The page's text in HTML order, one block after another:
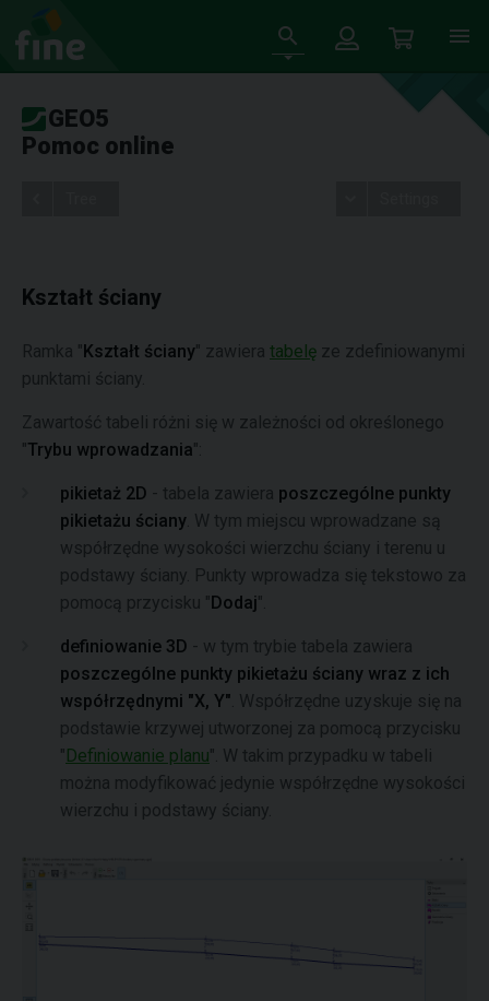
GEO5
Pomoc online
Kształt ściany
Ramka "Kształt ściany" zawiera tabelę ze zdefiniowanymi
punktami ściany.
Zawartość tabeli różni się w zależności od określonego
"Trybu wprowadzania":
pikietaż 2D - tabela zawiera poszczególne punkty
pikietażu ściany . W tym miejscu wprowadzane są
współrzędne wysokości wierzchu ściany i terenu u
podstawy ściany. Punkty wprowadza się tekstowo za
pomocą przycisku "Dodaj".
definiowanie 3D - w tym trybie tabela zawiera
poszczególne punkty pikietażu ściany wraz z ich
współrzędnymi "X, Y" . Współrzędne uzyskuje się na
podstawie krzywej utworzonej za pomocą przycisku
"Definiowanie planu". W takim przypadku w tabeli
można modyfikować jedynie współrzędne wysokości
wierzchu i podstawy ściany.